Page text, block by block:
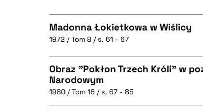
BIBTEX
Madonna Łokietkowa w Wiślicy
1972 / Tom 8 / s. 61 - 67
CZYSTY TEKST
Obraz "Pokłon Trzech Króli" w
Narodowym
1980 / Tom 16 / s. 67 - 85